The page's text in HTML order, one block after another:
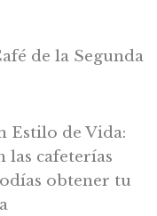
de la Segunda
Estilo de Vida:
las cafeterías
obtener tu